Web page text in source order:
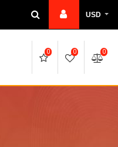
USD
0 0 0